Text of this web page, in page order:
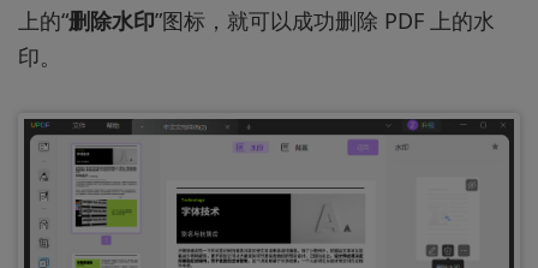
上的“删除水印”图标，就可以成功删除 PDF 上的水
印。